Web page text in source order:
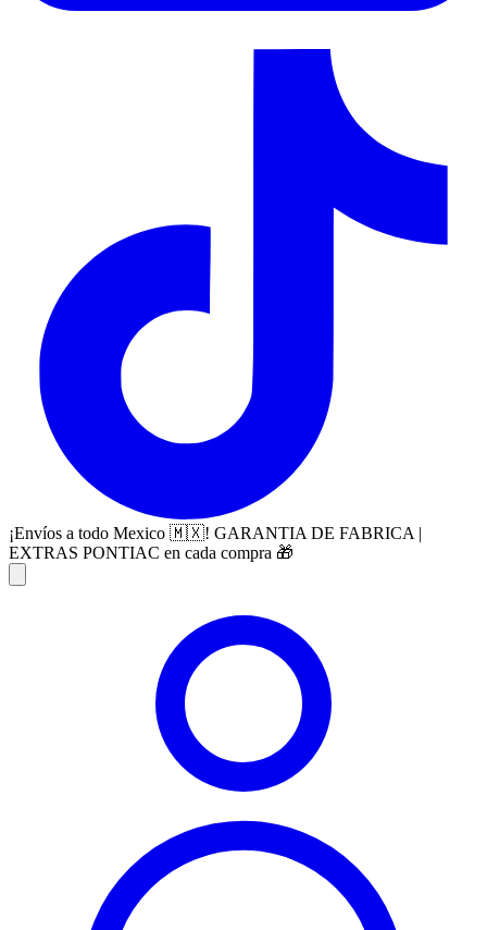
¡Envíos a todo Mexico 🇲🇽! GARANTIA DE FABRICA |
EXTRAS PONTIAC en cada compra 🎁